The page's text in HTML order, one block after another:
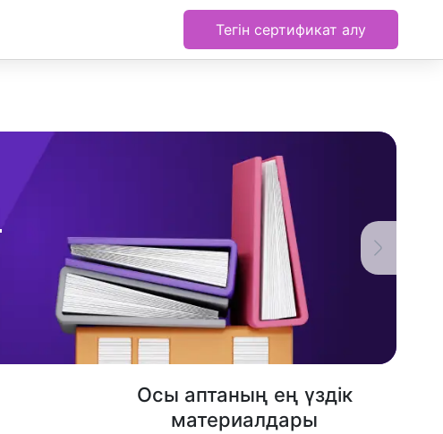
Тегін сертификат алу
Осы аптаның ең үздік
материалдары